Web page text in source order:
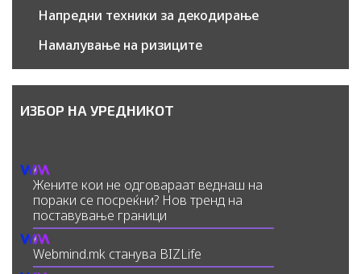
Напредни техники за декодирање
Намалување на ризиците
ИЗБОР НА УРЕДНИКОТ
Жените кои не одговараат веднаш на
пораки се посреќни? Нов тренд на
поставување граници
Webmind.mk станува BIZLife